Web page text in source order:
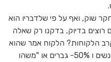
שוק, ואף על פי שלדבריו הוא
רוצים בדיוק, בדקנו רק שאלה
הלקוחות? הלקוח אמר שהוא
בטוח שקהל היעד מורכב מ 50%- נשים ו 50%- גברים או "משהו